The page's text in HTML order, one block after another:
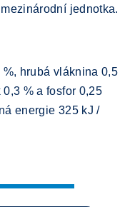
jednotka.
hrubá vláknina 0,5
% a fosfor 0,25
energie 325 kJ /